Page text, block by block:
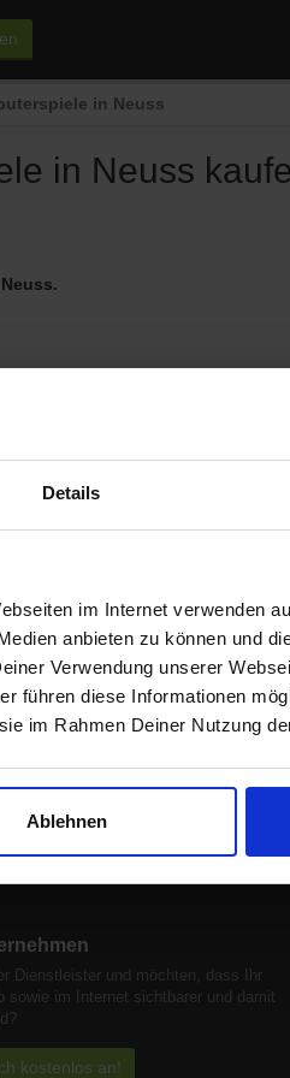
Details
im Internet verwenden
anbieten zu können und
Verwendung unserer
führen diese Informationen
im Rahmen Deiner Nutzung
Ablehnen
in Neuss
in Neuss
Dienstleister und möchten, dass Ihr
sowie im Internet sichtbarer und damit
kostenlos an!